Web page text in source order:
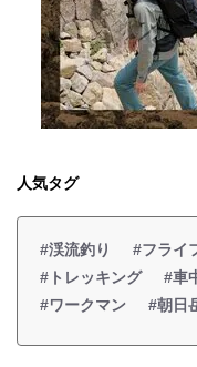
人気タグ
#渓流釣り #フライ
#トレッキング
#車
#ワークマン
#朝日